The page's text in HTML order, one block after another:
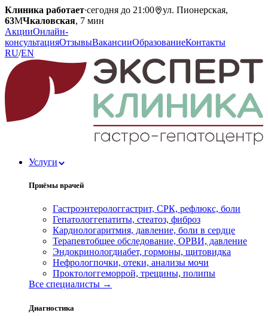
Клиника работает·сегодня до 21:00
ул. Пионерская,
63МЧкаловская, 7 мин
АкцииОнлайн-
консультацияОтзывыВакансииОбразованиеКонтакты
RU/EN
Услуги
Приёмы врачей
Гастроэнтерологгастрит, СРК, рефлюкс, боли
Гепатологгепатиты, стеатоз, фиброз
Кардиологаритмия, давление, боли в сердце
Терапевтобщее обследование, ОРВИ, давление
Эндокринологдиабет, гормоны, щитовидка
Нефрологпочки, отеки, анализы мочи
Проктологгеморрой, трещины, полипы
Все специалисты →
Диагностика